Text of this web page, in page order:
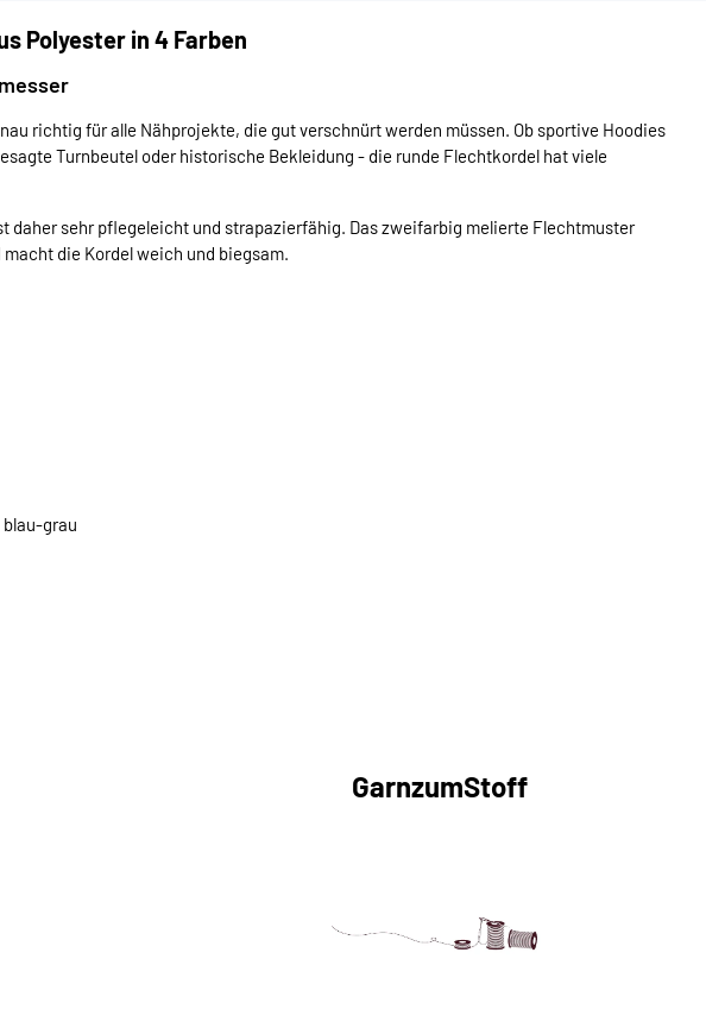
Polyester in 4 Farben
richtig für alle Nähprojekte, die gut verschnürt werden müssen. Ob sportive Hoodies
Turnbeutel oder historische Bekleidung - die runde Flechtkordel hat viele
daher sehr pflegeleicht und strapazierfähig. Das zweifarbig melierte Flechtmuster
die Kordel weich und biegsam.
grau
GarnzumStoff